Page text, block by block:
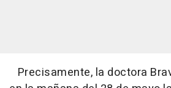
Precisamente, la doctora